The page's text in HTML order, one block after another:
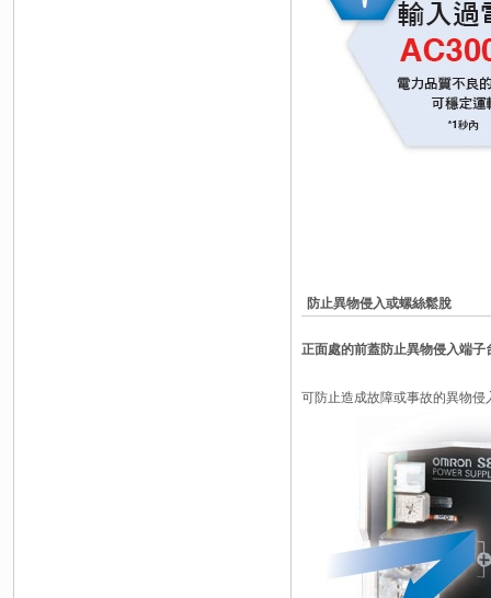
防止異物侵入或螺絲鬆脫
正面處的前蓋防止異物侵入端
可防止造成故障或事故的異物